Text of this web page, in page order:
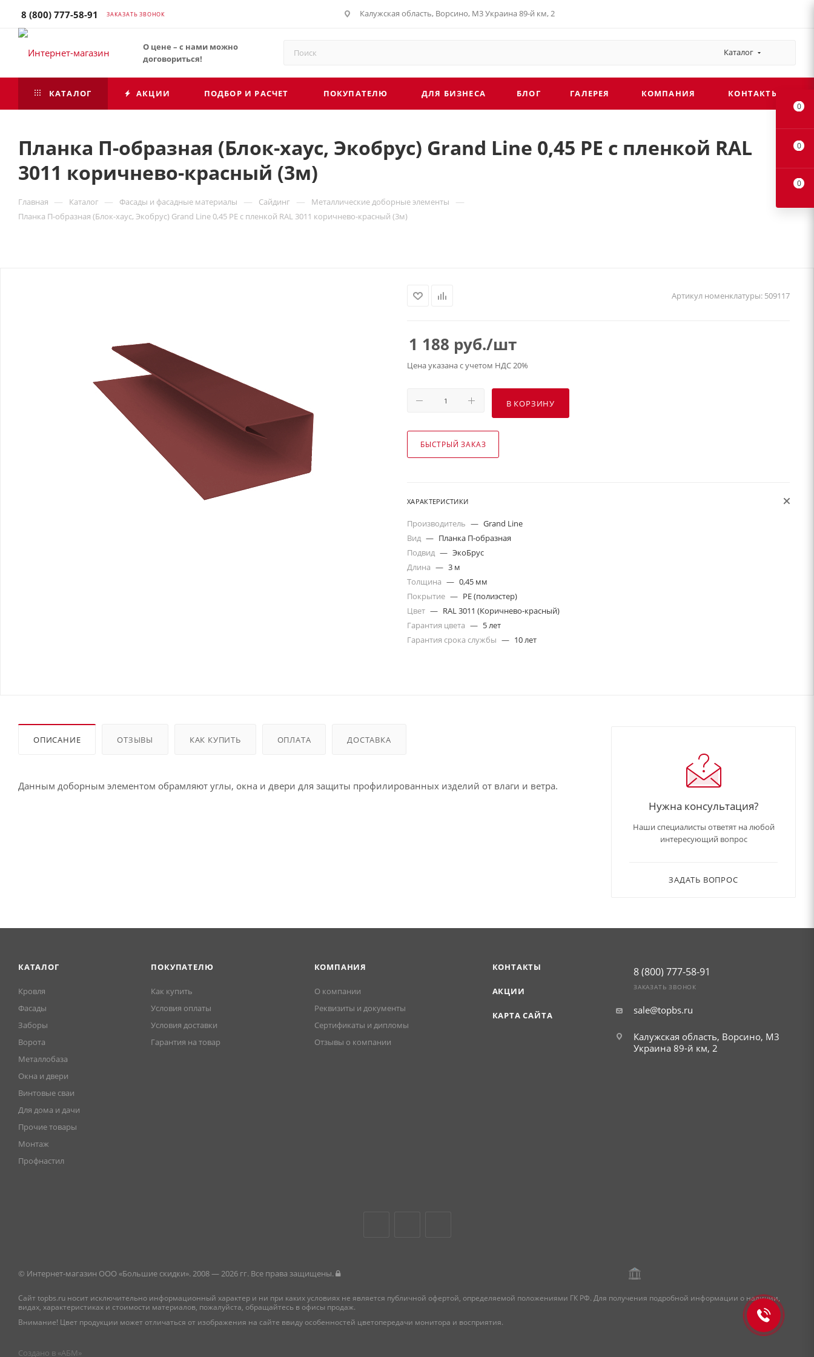
8 (800) 777-58-91 ЗАКАЗАТЬ ЗВОНОК Калужская область, Ворсино, М3 Украина 89-й км, 2
О цене – с нами можно
договориться!
Каталог
КАТАЛОГ АКЦИИ ПОДБОР И РАСЧЕТ ПОКУПАТЕЛЮ ДЛЯ БИЗНЕСА БЛОГ ГАЛЕРЕЯ КОМПАНИЯ КОНТАКТЫ
Планка П-образная (Блок-хаус, Экобрус) Grand Line 0,45 PE с пленкой RAL
3011 коричнево-красный (3м)
Главная — Каталог — Фасады и фасадные материалы — Сайдинг — Металлические доборные элементы —
Планка П-образная (Блок-хаус, Экобрус) Grand Line 0,45 PE с пленкой RAL 3011 коричнево-красный (3м)
Артикул номенклатуры: 509117
1 188 руб./шт
Цена указана с учетом НДС 20%
В КОРЗИНУ
БЫСТРЫЙ ЗАКАЗ
ХАРАКТЕРИСТИКИ
Производитель — Grand Line
Вид — Планка П-образная
Подвид — ЭкоБрус
Длина — 3 м
Толщина — 0,45 мм
Покрытие — PE (полиэстер)
Цвет — RAL 3011 (Коричнево-красный)
Гарантия цвета — 5 лет
Гарантия срока службы — 10 лет
ОПИСАНИЕ ОТЗЫВЫ КАК КУПИТЬ ОПЛАТА ДОСТАВКА
Данным доборным элементом обрамляют углы, окна и двери для защиты профилированных изделий от влаги и ветра.
Нужна консультация?
Наши специалисты ответят на любой
интересующий вопрос
ЗАДАТЬ ВОПРОС
КАТАЛОГ
Кровля
Фасады
Заборы
Ворота
Металлобаза
Окна и двери
Винтовые сваи
Для дома и дачи
Прочие товары
Монтаж
Профнастил
ПОКУПАТЕЛЮ
Как купить
Условия оплаты
Условия доставки
Гарантия на товар
КОМПАНИЯ
О компании
Реквизиты и документы
Сертификаты и дипломы
Отзывы о компании
КОНТАКТЫ
АКЦИИ
КАРТА САЙТА
8 (800) 777-58-91
ЗАКАЗАТЬ ЗВОНОК
sale@topbs.ru
Калужская область, Ворсино, М3
Украина 89-й км, 2
© Интернет-магазин ООО «Большие скидки». 2008 — 2026 гг. Все права защищены.
Сайт topbs.ru носит исключительно информационный характер и ни при каких условиях не является публичной офертой, определяемой положениями ГК РФ. Для получения подробной информации о наличии,
видах, характеристиках и стоимости материалов, пожалуйста, обращайтесь в офисы продаж.
Внимание! Цвет продукции может отличаться от изображения на сайте ввиду особенностей цветопередачи монитора и восприятия.
0
0
0
Создано в «АБМ»